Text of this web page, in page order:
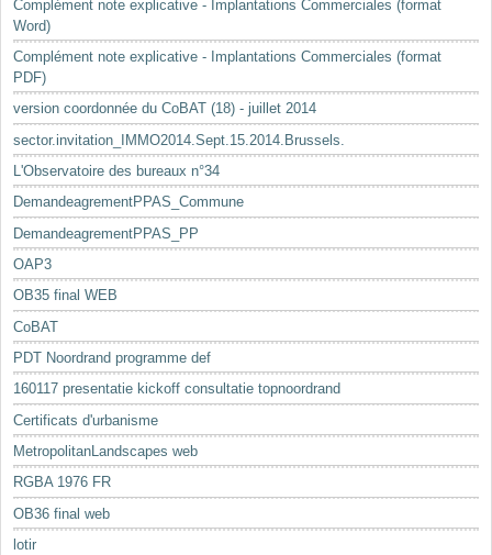
Complément note explicative - Implantations Commerciales (format
Word)
Complément note explicative - Implantations Commerciales (format
PDF)
version coordonnée du CoBAT (18) - juillet 2014
sector.invitation_IMMO2014.Sept.15.2014.Brussels.
L'Observatoire des bureaux n°34
DemandeagrementPPAS_Commune
DemandeagrementPPAS_PP
OAP3
OB35 final WEB
CoBAT
PDT Noordrand programme def
160117 presentatie kickoff consultatie topnoordrand
Certificats d'urbanisme
MetropolitanLandscapes web
RGBA 1976 FR
OB36 final web
lotir